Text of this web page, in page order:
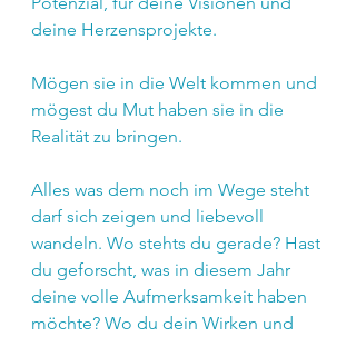
deine Herzensprojekte.
Mögen sie in die Welt kommen und
mögest du Mut haben sie in die
Realität zu bringen.
Alles was dem noch im Wege steht
darf sich zeigen und liebevoll
wandeln. Wo stehts du gerade? Hast
du geforscht, was in diesem Jahr
deine volle Aufmerksamkeit haben
möchte? Wo du dein Wirken und